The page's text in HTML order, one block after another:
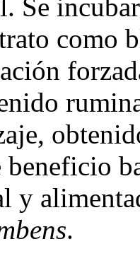
Se
como
beneficio
y
.